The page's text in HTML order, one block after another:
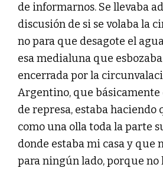
de informarnos. Se llevaba
discusión de si se volaba la
no para que desagote el
esa medialuna que
encerrada por la
Argentino, que básicamente
de represa, estaba haciendo
como una olla toda la parte
donde estaba mi casa y que
para ningún lado, porque no